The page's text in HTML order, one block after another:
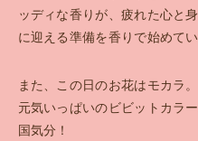
ッディな香りが、疲れた心と
に迎える準備を香りで始めてい
また、この日のお花はモカラ。
元気いっぱいのビビットカラ
国気分！